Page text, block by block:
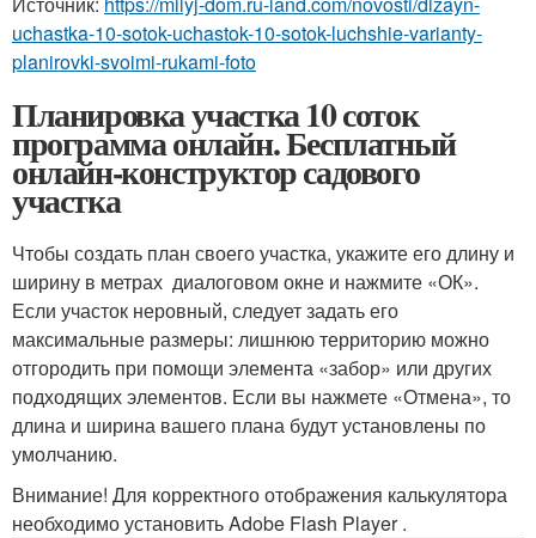
uchastka-10-sotok-uchastok-10-sotok-luchshie-varianty-
planirovki-svoimi-rukami-foto
Планировка участка 10 соток
программа онлайн. Бесплатный
онлайн-конструктор садового
участка
Чтобы создать план своего участка, укажите его длину и
ширину в метрах диалоговом окне и нажмите «ОК».
Если участок неровный, следует задать его
максимальные размеры: лишнюю территорию можно
отгородить при помощи элемента «забор» или других
подходящих элементов. Если вы нажмете «Отмена», то
длина и ширина вашего плана будут установлены по
умолчанию.
Внимание! Для корректного отображения калькулятора
необходимо установить Adobe Flash Player .